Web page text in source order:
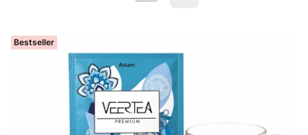
Bestseller